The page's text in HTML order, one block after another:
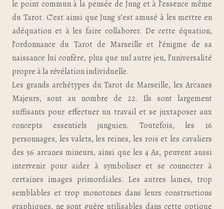
le point commun à la pensée de Jung et à l’essence même
du Tarot. C’est ainsi que Jung s’est amusé à les mettre en
adéquation et à les faire collaborer. De cette équation,
l’ordonnance du Tarot de Marseille et l’énigme de sa
naissance lui confère, plus que nul autre jeu, l’universalité
propre à la révélation individuelle.
Les grands archétypes du Tarot de Marseille, les Arcanes
Majeurs, sont au nombre de 22. Ils sont largement
suffisants pour effectuer un travail et se juxtaposer aux
concepts essentiels junguien. Toutefois, les 16
personnages, les valets, les reines, les rois et les cavaliers
des 56 arcanes mineurs, ainsi que les 4 As, peuvent aussi
intervenir pour aider à symboliser et se connecter à
certaines images primordiales. Les autres lames, trop
semblables et trop monotones dans leurs constructions
graphiques, ne sont guère utilisables dans cette optique